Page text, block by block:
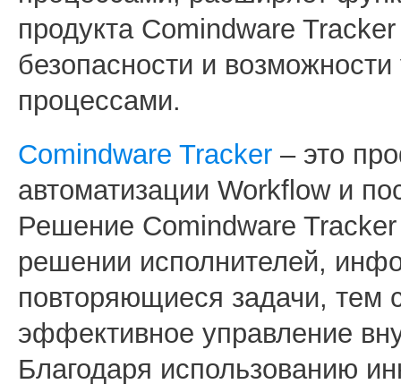
продукта Comindware
безопасности и
процессами.
Comindware Tracker – это
автоматизации Workflow и
Решение Comindware
решении исполнителей,
повторяющиеся задачи, тем
эффективное управление
Благодаря использованию